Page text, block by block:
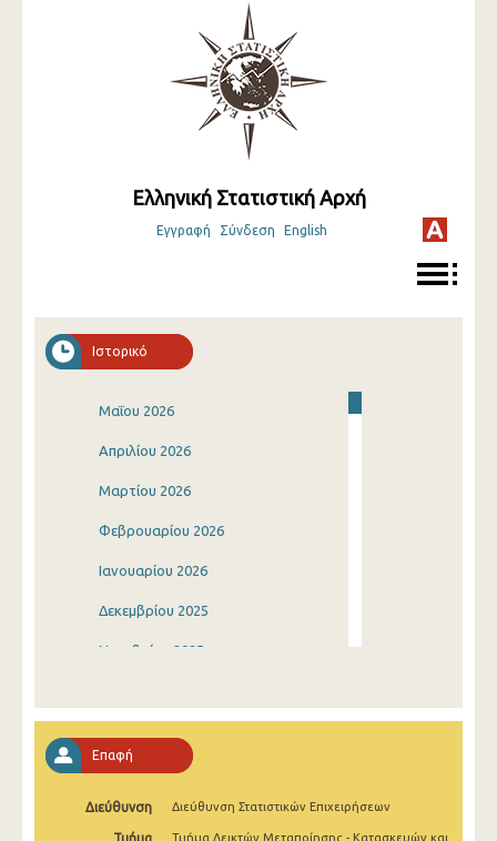
Ελληνική Στατιστική Αρχή
Εγγραφή Σύνδεση English
Ιστορικό
Μαΐου 2026
Απριλίου 2026
Μαρτίου 2026
Φεβρουαρίου 2026
Ιανουαρίου 2026
Δεκεμβρίου 2025
Νοεμβρίου 2025
Αυγούστου 2025
Ιουλίου 2025
Επαφή
Διεύθυνση Διεύθυνση Στατιστικών Επιχειρήσεων
Τμήμα Δεικτών Μεταποίησης - Κατασκευών και